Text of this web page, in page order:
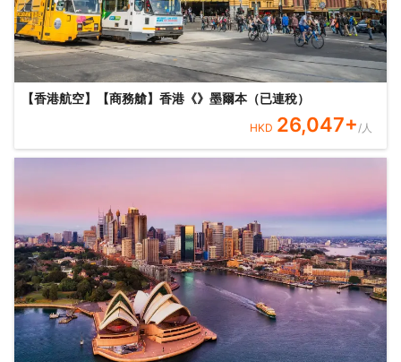
【香港航空】【商務艙】香港《》墨爾本（已連稅）
HKD 26,047+/人